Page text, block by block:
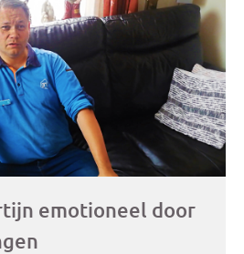
emotioneel door